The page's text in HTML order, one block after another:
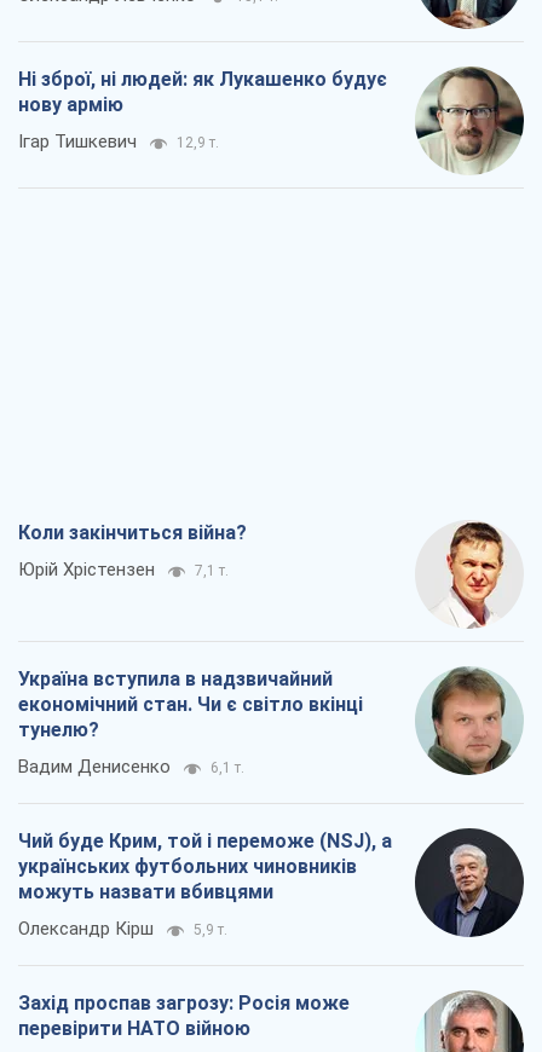
Ні зброї, ні людей: як Лукашенко будує
нову армію
Ігар Тишкевич 12,9 т.
Коли закінчиться війна?
Юрій Хрістензен 7,1 т.
Україна вступила в надзвичайний
економічний стан. Чи є світло вкінці
тунелю?
Вадим Денисенко 6,1 т.
Чий буде Крим, той і переможе (NSJ), а
українських футбольних чиновників
можуть назвати вбивцями
Олександр Кірш 5,9 т.
Захід проспав загрозу: Росія може
перевірити НАТО війною